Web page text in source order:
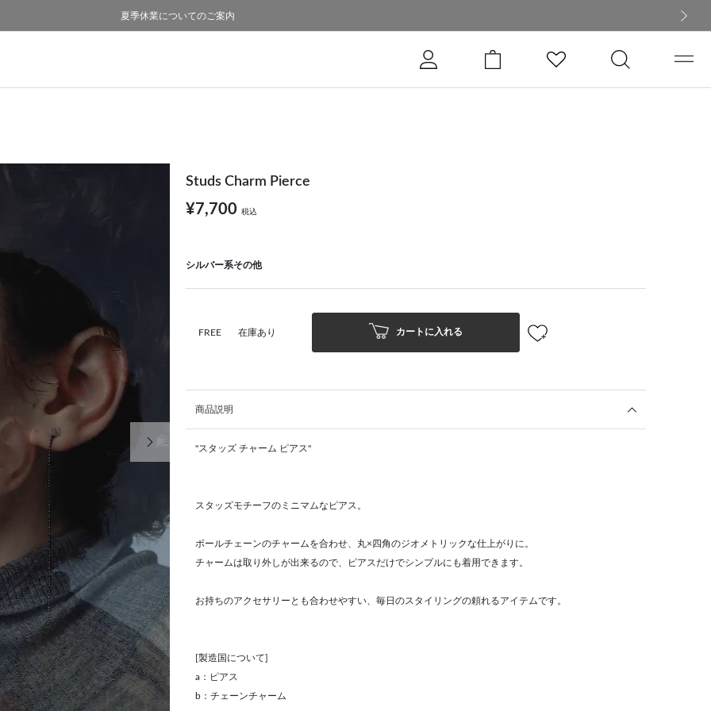
採用のご案内
熊本県熊本地方を震源とする地震の影響について
夏季休業についてのご案内
購入証明書ペーパーレス化のお知らせ
採用のご案内
熊本県熊本地方を震源とする地震の影響について
次の画像
Studs Charm Pierce
¥7,700 税込
シルバー系その他
FREE 在庫あり カートに入れる
商品説明
"スタッズ チャーム ピアス"
スタッズモチーフのミニマムなピアス。
ボールチェーンのチャームを合わせ、丸×四角のジオメトリックな仕上がりに。
チャームは取り外しが出来るので、ピアスだけでシンプルにも着用できます。
お持ちのアクセサリーとも合わせやすい、毎日のスタイリングの頼れるアイテムです。
[製造国について]
a：ピアス
b：チェーンチャーム